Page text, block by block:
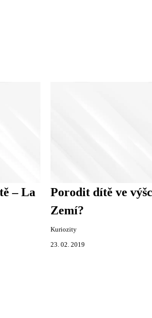
– La
Porodit dítě ve
Zemí?
Kuriozity
23. 02. 2019